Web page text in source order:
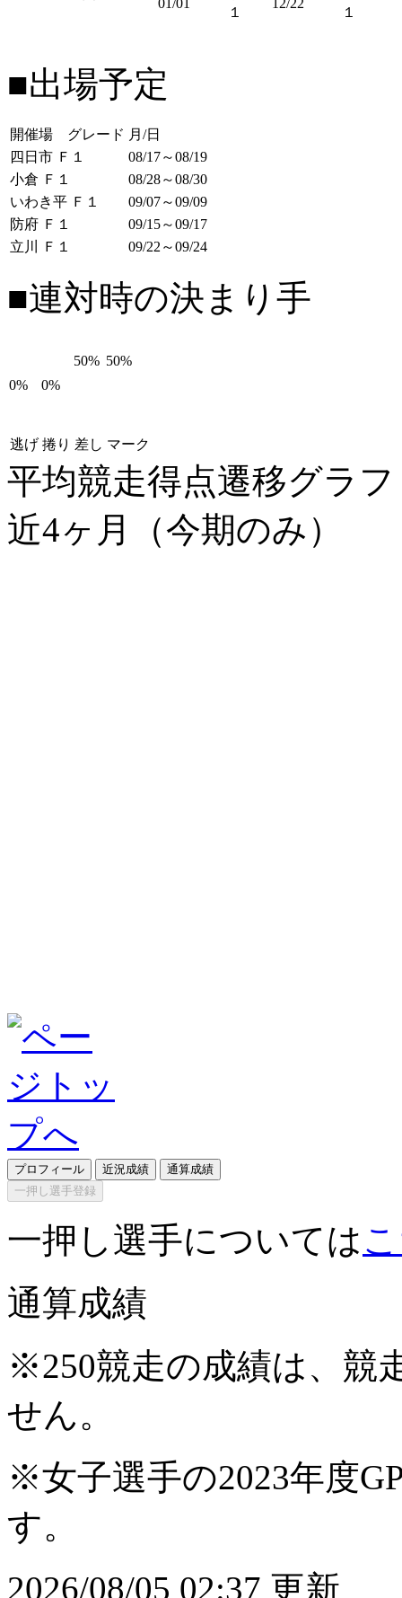
01/01
１
12/22
１
■出場予定
開催場 グレード 月/日
四日市 Ｆ１
08/17～08/19
小倉 Ｆ１
08/28～08/30
いわき平 Ｆ１
09/07～09/09
防府 Ｆ１
09/15～09/17
立川 Ｆ１
09/22～09/24
■連対時の決まり手
0% 0%
50% 50%
逃げ 捲り 差し マーク
平均競走得点遷移グラ
近4ヶ月（今期のみ）
プロフィール 近況成績
通算成績
一押し選手登録
一押し選手については
通算成績
※250競走の成績は、競
せん。
※女子選手の2023年度
す。
2026/08/05 02:37 更新